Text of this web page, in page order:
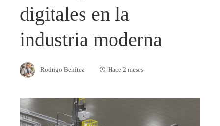
digitales en la
industria moderna
Rodrigo Benítez Hace 2 meses